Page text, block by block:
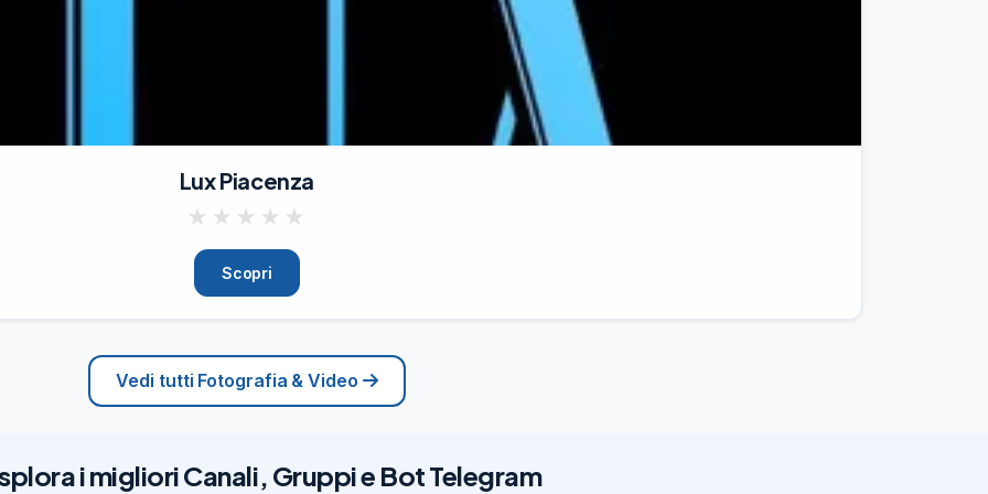
Lux Piacenza
★ ★ ★ ★ ★
Scopri
Vedi tutti Fotografia & Video
i migliori Canali, Gruppi e Bot Telegram